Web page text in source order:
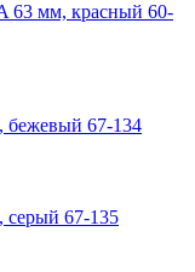
63 мм, краcный 60-
бежевый 67-134
67-135